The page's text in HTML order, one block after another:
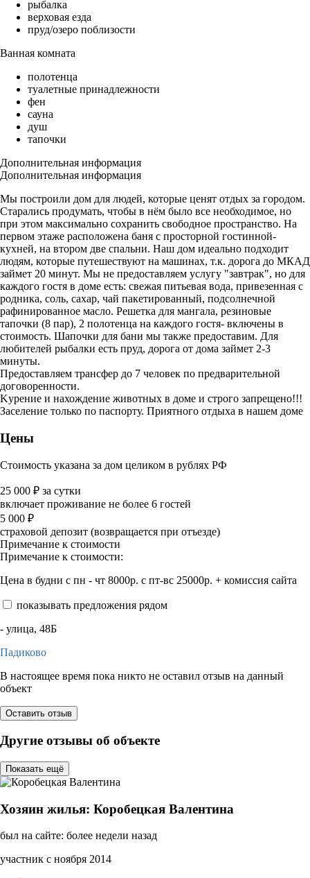
рыбалка
верховая езда
пруд/озеро поблизости
Ванная комната
полотенца
туалетные принадлежности
фен
сауна
душ
тапочки
Дополнительная информация
Дополнительная информация
Мы построили дом для людей, которые ценят отдых за городом.
Старались продумать, чтобы в нём было все необходимое, но
при этом максимально сохранить свободное пространство. На
первом этаже расположена баня с просторной гостинной-
кухней, на втором две спальни. Наш дом идеально подходит
людям, которые путешествуют на машинах, т.к. дорога до МКАД
займет 20 минут. Мы не предоставляем услугу "завтрак", но для
каждого гостя в доме есть: свежая питьевая вода, привезенная с
родника, соль, сахар, чай пакетированный, подсолнечной
рафинированное масло. Решетка для мангала, резиновые
тапочки (8 пар), 2 полотенца на каждого гостя- включены в
стоимость. Шапочки для бани мы также предоставим. Для
любителей рыбалки есть пруд, дорога от дома займет 2-3
минуты.
Предоставляем трансфер до 7 человек по предварительной
договоренности.
Kypeниe и нахождение животных в дoмe и cтpoгo зaпpeщeнo!!!
Заселение только по паспорту. Приятного отдыха в нашем доме
Цены
Стоимость указана за дом целиком в рублях РФ
25 000 ₽ за сутки
включает проживание не более 6 гостей
5 000 ₽
страховой депозит (возвращается при отъезде)
Примечание к стоимости
Примечание к стоимости:
Цена в будни с пн - чт 8000р. с пт-вс 25000р. + комиссия сайта
показывать предложения рядом
- улица, 48Б
Падиково
В настоящее время пока никто не оставил отзыв на данный
объект
Оставить отзыв
Другие отзывы об объекте
Показать ещё
Хозяин жилья: Коробецкая Валентина
был на сайте: более недели назад
участник с ноября 2014